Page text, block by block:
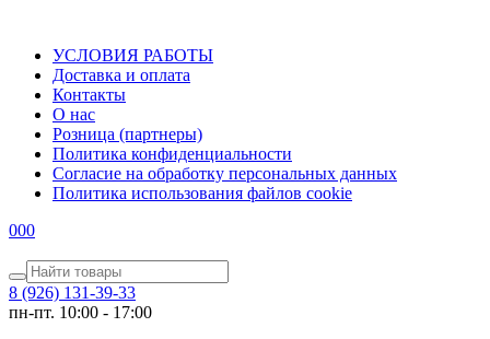
УСЛОВИЯ РАБОТЫ
Доставка и оплата
Контакты
О наc
Розница (партнеры)
Политика конфиденциальности
Согласие на обработку персональных данных
Политика использования файлов сookie
000
8 (926) 131-39-33
пн-пт. 10:00 - 17:00